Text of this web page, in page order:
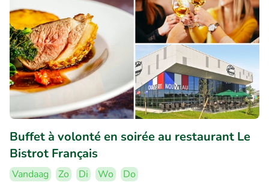
Buffet à volonté en soirée au restaurant Le
Bistrot Français
Vandaag Zo Di Wo
Do